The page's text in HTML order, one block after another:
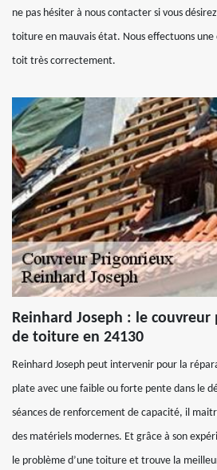
ne pas hésiter à nous contacter si vous
toiture en mauvais état. Nous effectuons
toit très correctement.
Reinhard Joseph : le
de toiture en 24130
Reinhard Joseph peut intervenir pour la
plate avec une faible ou forte pente dans le
séances de renforcement de capacité, il
des matériels modernes. Et grâce à son
le problème d’une toiture et trouve la